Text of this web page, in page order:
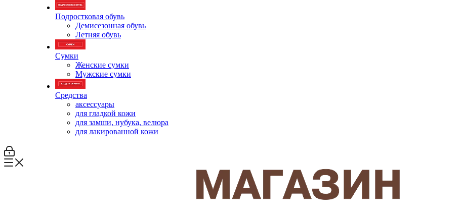
Подростковая обувь
Демисезонная обувь
Летняя обувь
Сумки
Женские сумки
Мужские сумки
Средства
аксессуары
для гладкой кожи
для замши, нубука, велюра
для лакированной кожи